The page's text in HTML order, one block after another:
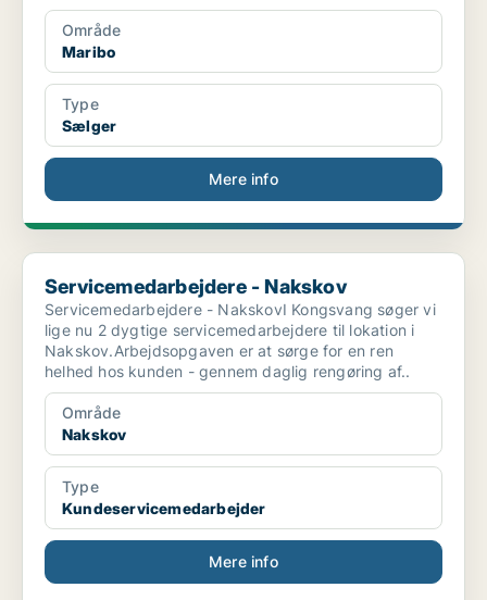
Område
Maribo
Type
Sælger
Mere info
Servicemedarbejdere - Nakskov
Servicemedarbejdere - Nakskov
Servicemedarbejdere - NakskovI Kongsvang søger vi
lige nu 2 dygtige servicemedarbejdere til lokation i
Nakskov.Arbejdsopgaven er at sørge for en ren
helhed hos kunden - gennem daglig rengøring af..
Område
Nakskov
Type
Kundeservicemedarbejder
Mere info